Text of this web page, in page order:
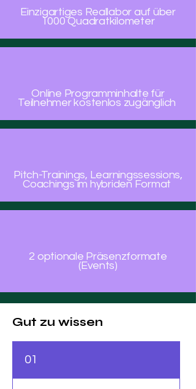
Einzigartiges Reallabor auf über
1000 Quadratkilometer
Online Programminhalte für
Teilnehmer kostenlos zugänglich
Pitch-Trainings, Learningssessions,
Coachings im hybriden Format
2 optionale Präsenzformate
(Events)
Gut zu wissen
01